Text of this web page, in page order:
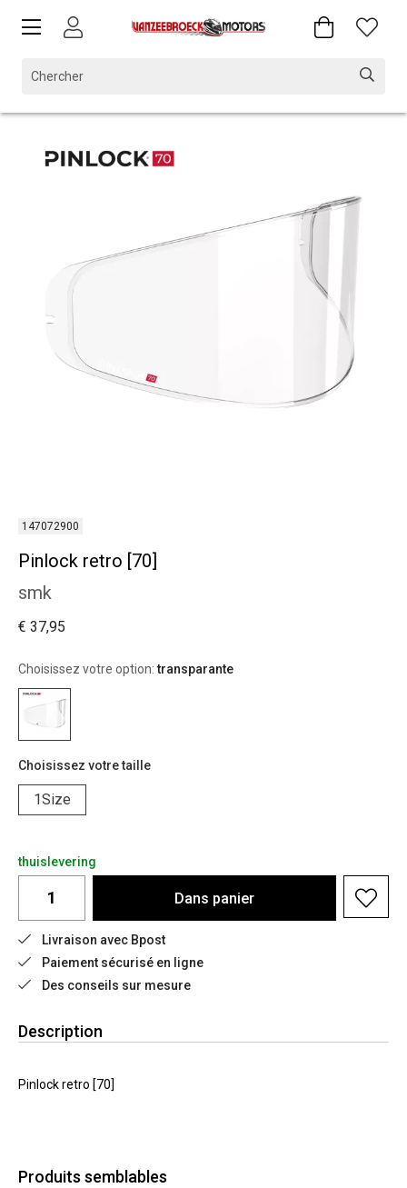
147072900
Pinlock retro [70]
smk
€ 37,95
Choisissez votre option:transparante
Choisissez votre taille
1Size
thuislevering
Dans panier
Livraison avec Bpost
Paiement sécurisé en ligne
Des conseils sur mesure
Description
Pinlock retro [70]
Produits semblables